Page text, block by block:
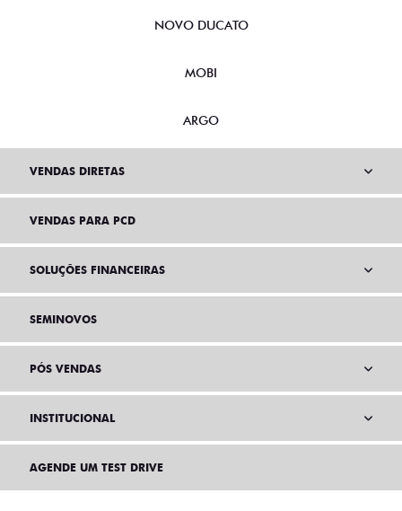
NOVO DUCATO
MOBI
ARGO
VENDAS DIRETAS
VENDAS PARA PCD
SOLUÇÕES FINANCEIRAS
SEMINOVOS
PÓS VENDAS
INSTITUCIONAL
AGENDE UM TEST DRIVE